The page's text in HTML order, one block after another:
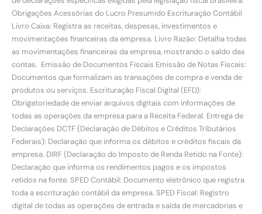
Obrigações Acessórias do Lucro Presumido Escrituração Contábil
Livro Caixa: Registra as receitas, despesas, investimentos e
movimentações financeiras da empresa. Livro Razão: Detalha todas
as movimentações financeiras da empresa, mostrando o saldo das
contas. Emissão de Documentos Fiscais Emissão de Notas Fiscais:
Documentos que formalizam as transações de compra e venda de
produtos ou serviços. Escrituração Fiscal Digital (EFD):
Obrigatoriedade de enviar arquivos digitais com informações de
todas as operações da empresa para a Receita Federal. Entrega de
Declarações DCTF (Declaração de Débitos e Créditos Tributários
Federais): Declaração que informa os débitos e créditos fiscais da
empresa. DIRF (Declaração do Imposto de Renda Retido na Fonte):
Declaração que informa os rendimentos pagos e os impostos
retidos na fonte. SPED Contábil: Documento eletrônico que registra
toda a escrituração contábil da empresa. SPED Fiscal: Registro
digital de todas as operações de entrada e saída de mercadorias e